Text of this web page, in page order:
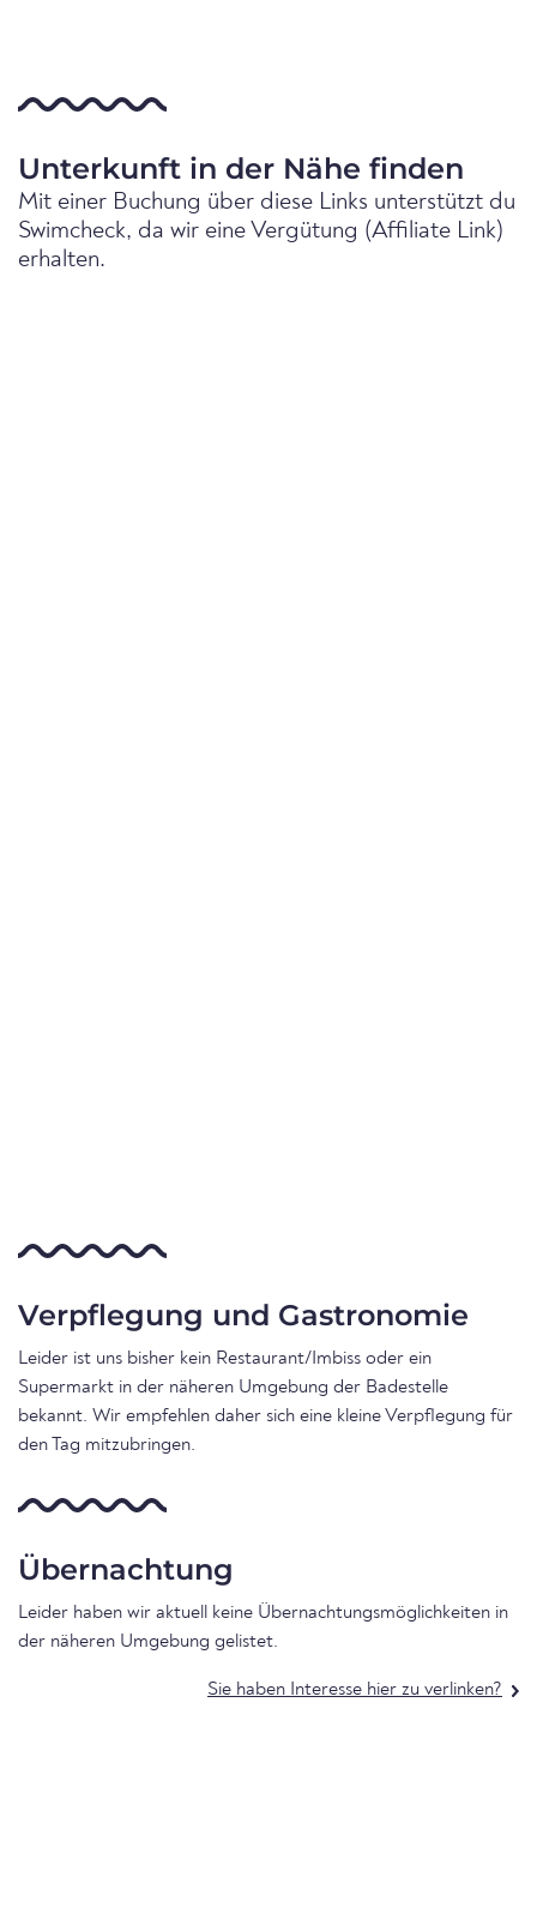
Unterkunft in der Nähe finden
Mit einer Buchung über diese Links unterstützt du
Swimcheck, da wir eine Vergütung (Affiliate Link)
erhalten.
Verpflegung und Gastronomie
Leider ist uns bisher kein Restaurant/Imbiss oder ein
Supermarkt in der näheren Umgebung der Badestelle
bekannt. Wir empfehlen daher sich eine kleine Verpflegung für
den Tag mitzubringen.
Übernachtung
Leider haben wir aktuell keine Übernachtungsmöglichkeiten in
der näheren Umgebung gelistet.
Sie haben Interesse hier zu verlinken?